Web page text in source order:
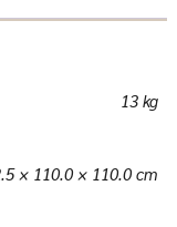
13 kg
× 110.0 × 110.0 cm